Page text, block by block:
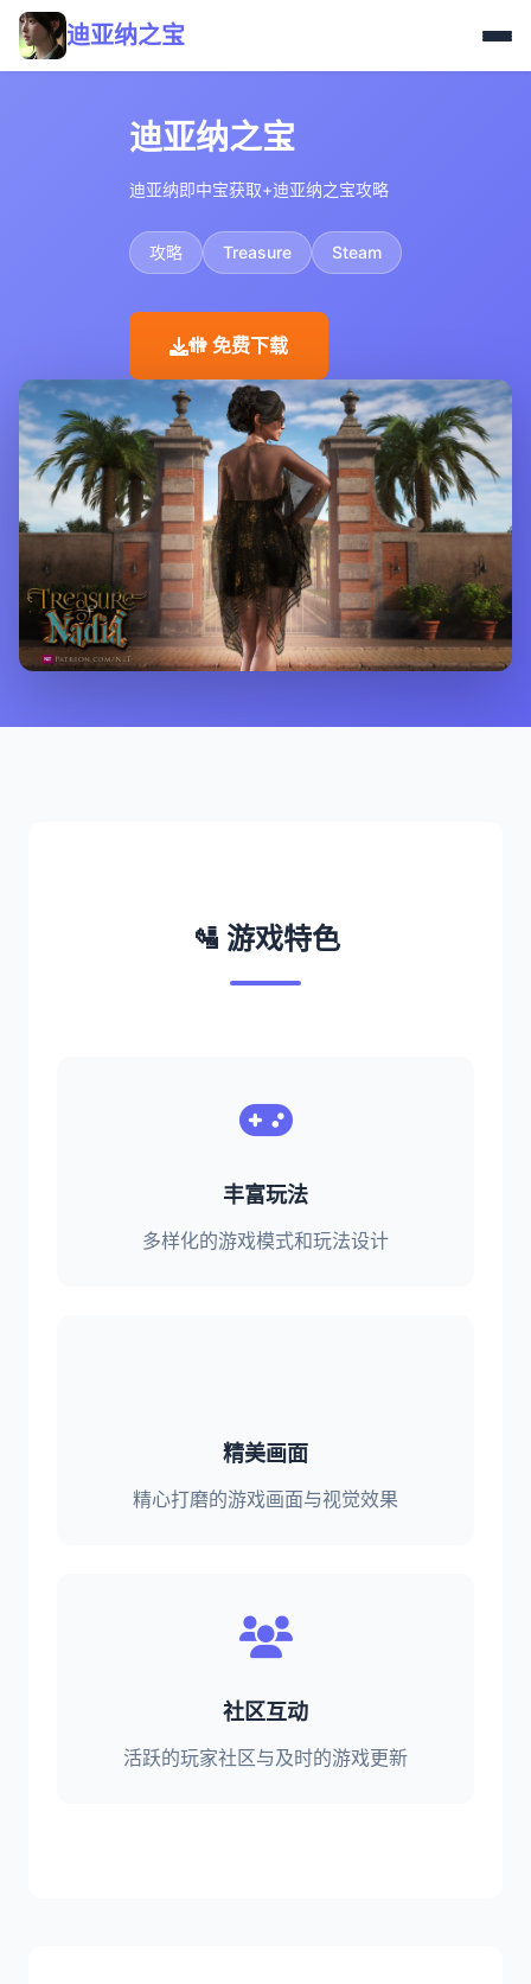
迪亚纳之宝
迪亚纳之宝
迪亚纳即中宝获取+迪亚纳之宝攻略
攻略 Treasure Steam
🚻 免费下载
🛂 游戏特色
丰富玩法
多样化的游戏模式和玩法设计
精美画面
精心打磨的游戏画面与视觉效果
社区互动
活跃的玩家社区与及时的游戏更新